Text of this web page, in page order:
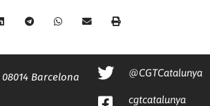
Barcelona @CGTCatalunya
cgtcatalunya